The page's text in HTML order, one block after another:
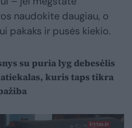
naudokite daugiau, o
pakaks ir pusės kiekio.
su puria lyg debesėlis
kuris taps tikra